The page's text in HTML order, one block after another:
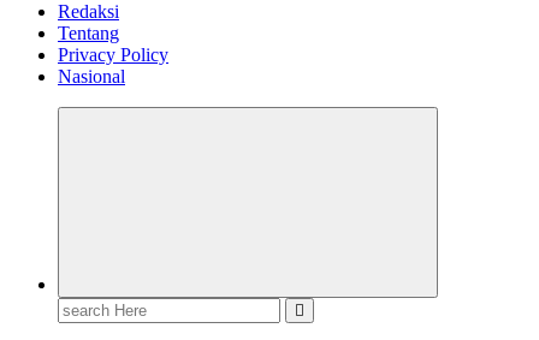
Redaksi
Tentang
Privacy Policy
Nasional
Search
for: